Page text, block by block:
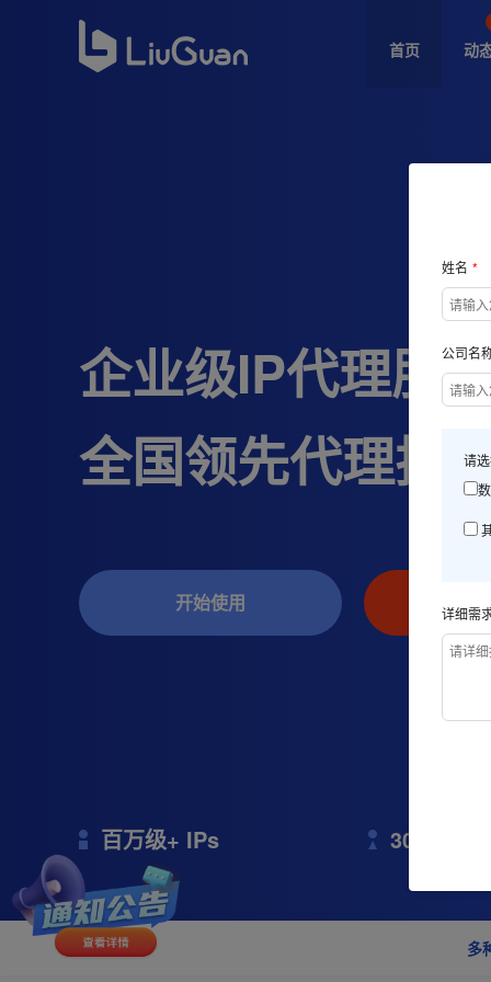
首页 动
企业级IP代理服
全国领先代理技
开始使用 联
百万级+ IPs 300+
多
姓名
公司名
请
详细需